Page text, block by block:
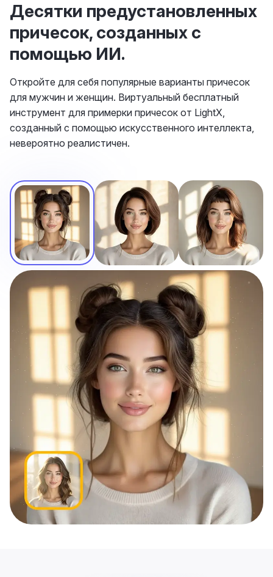
Десятки предустановленных
причесок, созданных с
помощью ИИ.
Откройте для себя популярные варианты причесок
для мужчин и женщин. Виртуальный бесплатный
инструмент для примерки причесок от LightX,
созданный с помощью искусственного интеллекта,
невероятно реалистичен.